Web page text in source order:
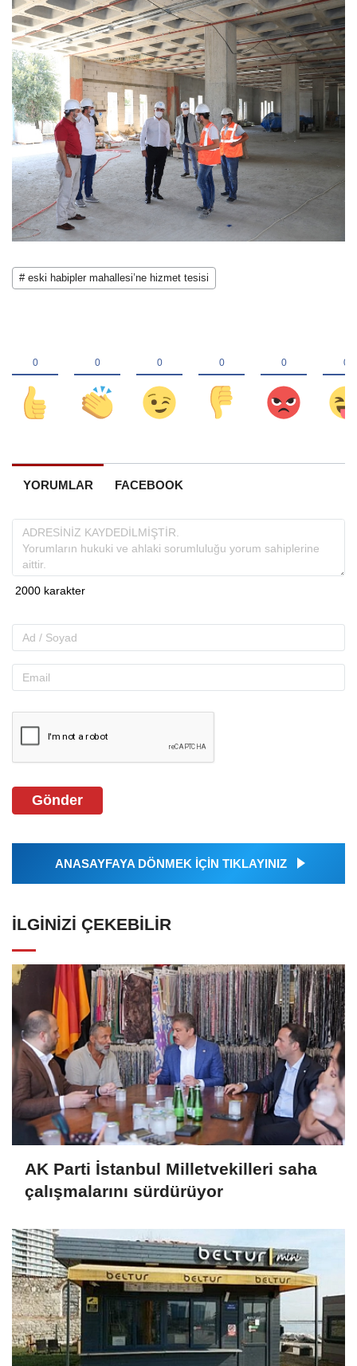
# eski habipler mahallesi’ne hizmet tesisi
YORUMLAR FACEBOOK
Gönder
ANASAYFAYA DÖNMEK İÇİN TIKLAYINIZ
İLGINIZI ÇEKEBILIR
AK Parti İstanbul Milletvekilleri saha
çalışmalarını sürdürüyor